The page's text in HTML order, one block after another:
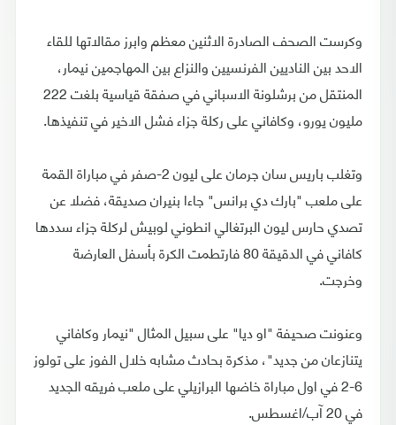
وكرست الصحف الصادرة الاثنين معظم وابرز مقالاتها للقاء
الاحد بين الناديين الفرنسيين والنزاع بين المهاجمين نيمار،
المنتقل من برشلونة الاسباني في صفقة قياسية بلغت 222
مليون يورو، وكافاني على ركلة جزاء فشل الاخير في تنفيذها.
وتغلب باريس سان جرمان على ليون 2-صفر في مباراة القمة
على ملعب "بارك دي برانس" جاءا بنيران صديقة، فضلا عن
تصدي حارس ليون البرتغالي انطوني لوبيش لركلة جزاء سددها
كافاني في الدقيقة 80 فارتطمت الكرة بأسفل العارضة
وخرجت.
وعنونت صحيفة "او ديا" على سبيل المثال "نيمار وكافاني
يتنازعان من جديد"، مذكرة بحادث مشابه خلال الفوز على تولوز
6-2 في اول مباراة خاضها البرازيلي على ملعب فريقه الجديد
في 20 آب/اغسطس.